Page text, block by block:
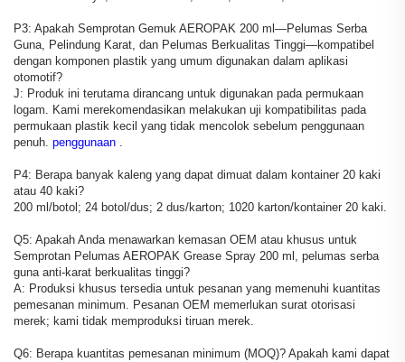
P3: Apakah Semprotan Gemuk AEROPAK 200 ml—Pelumas Serba
Guna, Pelindung Karat, dan Pelumas Berkualitas Tinggi—kompatibel
dengan komponen plastik yang umum digunakan dalam aplikasi
otomotif?
J: Produk ini terutama dirancang untuk digunakan pada permukaan
logam. Kami merekomendasikan melakukan uji kompatibilitas pada
permukaan plastik kecil yang tidak mencolok sebelum penggunaan
penuh. penggunaan .
P4: Berapa banyak kaleng yang dapat dimuat dalam kontainer 20 kaki
atau 40 kaki?
200 ml/botol; 24 botol/dus; 2 dus/karton; 1020 karton/kontainer 20 kaki.
Q5: Apakah Anda menawarkan kemasan OEM atau khusus untuk
Semprotan Pelumas AEROPAK Grease Spray 200 ml, pelumas serba
guna anti-karat berkualitas tinggi?
A: Produksi khusus tersedia untuk pesanan yang memenuhi kuantitas
pemesanan minimum. Pesanan OEM memerlukan surat otorisasi
merek; kami tidak memproduksi tiruan merek.
Q6: Berapa kuantitas pemesanan minimum (MOQ)? Apakah kami dapat